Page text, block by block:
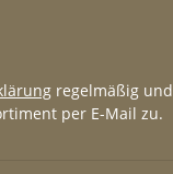
regelmäßig und
per E-Mail zu.